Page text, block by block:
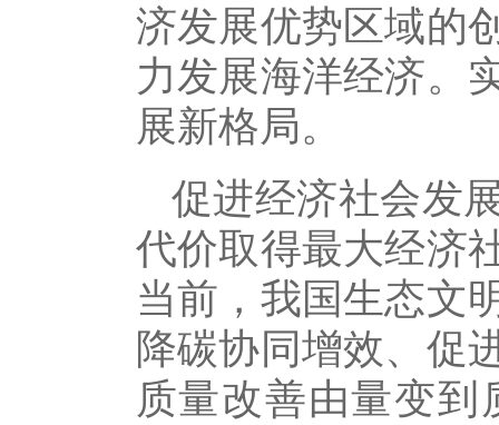
济发展优势区域的
力发展海洋经济。
展新格局。
促进经济社会发
代价取得最大经济
当前，我国生态文
降碳协同增效、促
质量改善由量变